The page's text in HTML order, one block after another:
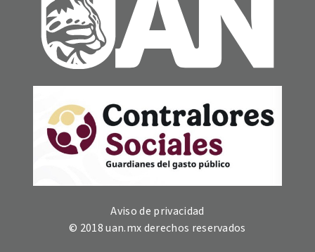
Aviso de privacidad
© 2018 uan.mx derechos reservados